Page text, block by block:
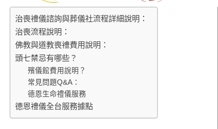
治喪禮儀諮詢與葬儀社流程詳細說明：
治喪流程說明：
佛教與道教喪禮費用說明：
頭七禁忌有哪些？
殯儀館費用說明？
常見問題Q&A：
德恩生命禮儀服務
德恩禮儀全台服務據點